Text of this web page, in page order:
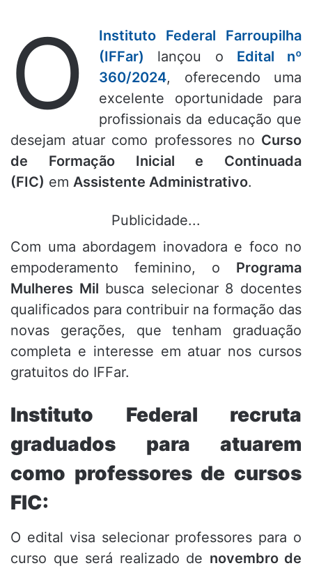
O
Instituto Federal Farroupilha
(IFFar) lançou o Edital nº
360/2024, oferecendo uma
excelente oportunidade para
profissionais da educação que
desejam atuar como professores no Curso
de Formação Inicial e Continuada
(FIC) em Assistente Administrativo.
Publicidade...
Com uma abordagem inovadora e foco no
empoderamento feminino, o Programa
Mulheres Mil busca selecionar 8 docentes
qualificados para contribuir na formação das
novas gerações, que tenham graduação
completa e interesse em atuar nos cursos
gratuitos do IFFar.
Instituto Federal recruta
graduados para atuarem
como professores de cursos
FIC:
O edital visa selecionar professores para o
curso que será realizado de novembro de